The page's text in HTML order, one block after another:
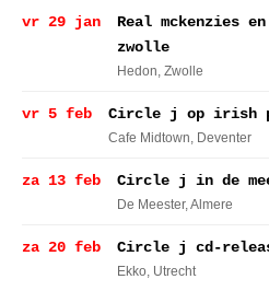
vr 29 jan
Real mckenzies
zwolle
Hedon, Zwolle
vr 5 feb Circle j op irish
Cafe Midtown, Deventer
za 13 feb Circle j in de
De Meester, Almere
za 20 feb Circle j cd-
Ekko, Utrecht